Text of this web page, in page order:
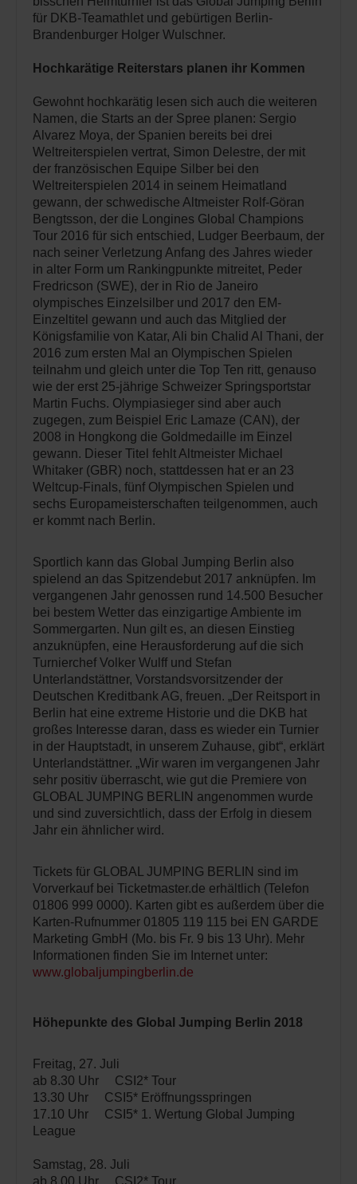
für DKB-Teamathlet und gebürtigen Berlin-
Brandenburger Holger Wulschner.
Hochkarätige Reiterstars planen ihr Kommen
Gewohnt hochkarätig lesen sich auch die weiteren
Namen, die Starts an der Spree planen: Sergio
Alvarez Moya, der Spanien bereits bei drei
Weltreiterspielen vertrat, Simon Delestre, der mit
der französischen Equipe Silber bei den
Weltreiterspielen 2014 in seinem Heimatland
gewann, der schwedische Altmeister Rolf-Göran
Bengtsson, der die Longines Global Champions
Tour 2016 für sich entschied, Ludger Beerbaum, der
nach seiner Verletzung Anfang des Jahres wieder
in alter Form um Rankingpunkte mitreitet, Peder
Fredricson (SWE), der in Rio de Janeiro
olympisches Einzelsilber und 2017 den EM-
Einzeltitel gewann und auch das Mitglied der
Königsfamilie von Katar, Ali bin Chalid Al Thani, der
2016 zum ersten Mal an Olympischen Spielen
teilnahm und gleich unter die Top Ten ritt, genauso
wie der erst 25-jährige Schweizer Springsportstar
Martin Fuchs. Olympiasieger sind aber auch
zugegen, zum Beispiel Eric Lamaze (CAN), der
2008 in Hongkong die Goldmedaille im Einzel
gewann. Dieser Titel fehlt Altmeister Michael
Whitaker (GBR) noch, stattdessen hat er an 23
Weltcup-Finals, fünf Olympischen Spielen und
sechs Europameisterschaften teilgenommen, auch
er kommt nach Berlin.
Sportlich kann das Global Jumping Berlin also
spielend an das Spitzendebut 2017 anknüpfen. Im
vergangenen Jahr genossen rund 14.500 Besucher
bei bestem Wetter das einzigartige Ambiente im
Sommergarten. Nun gilt es, an diesen Einstieg
anzuknüpfen, eine Herausforderung auf die sich
Turnierchef Volker Wulff und Stefan
Unterlandstättner, Vorstandsvorsitzender der
Deutschen Kreditbank AG, freuen. „Der Reitsport in
Berlin hat eine extreme Historie und die DKB hat
großes Interesse daran, dass es wieder ein Turnier
in der Hauptstadt, in unserem Zuhause, gibt“, erklärt
Unterlandstättner. „Wir waren im vergangenen Jahr
sehr positiv überrascht, wie gut die Premiere von
GLOBAL JUMPING BERLIN angenommen wurde
und sind zuversichtlich, dass der Erfolg in diesem
Jahr ein ähnlicher wird.
Tickets für GLOBAL JUMPING BERLIN sind im
Vorverkauf bei Ticketmaster.de erhältlich (Telefon
01806 999 0000). Karten gibt es außerdem über die
Karten-Rufnummer 01805 119 115 bei EN GARDE
Marketing GmbH (Mo. bis Fr. 9 bis 13 Uhr). Mehr
Informationen finden Sie im Internet unter:
www.globaljumpingberlin.de
Höhepunkte des Global Jumping Berlin 2018
Freitag, 27. Juli
ab 8.30 Uhr CSI2* Tour
13.30 Uhr CSI5* Eröffnungsspringen
17.10 Uhr CSI5* 1. Wertung Global Jumping
League
Samstag, 28. Juli